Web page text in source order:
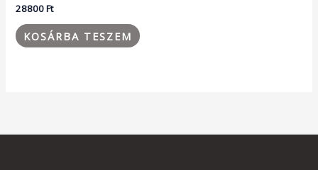
28800Ft
KOSÁRBA TESZEM